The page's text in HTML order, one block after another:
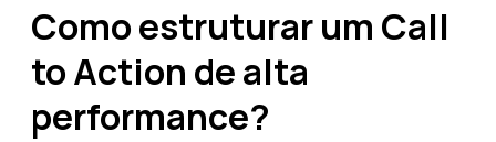
Como estruturar um Call
to Action de alta
performance?